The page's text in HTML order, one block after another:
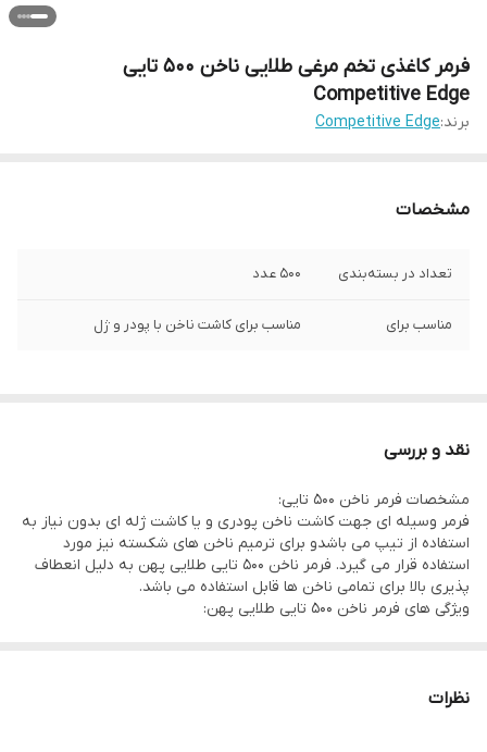
فرمر کاغذی تخم مرغی طلایی ناخن 500 تایی
Competitive Edge
برند:Competitive Edge
مشخصات
تعداد در بسته‌بندی 500 عدد
مناسب برای مناسب برای کاشت ناخن با پودر و ژل
نقد و بررسی
مشخصات فرمر ناخن 500 تایی:
فرمر وسیله ای جهت کاشت ناخن پودری و یا کاشت ژله ای بدون نیاز به
استفاده از تیپ می باشدو برای ترمیم ناخن های شکسته نیز مورد
استفاده قرار می گیرد. فرمر ناخن 500 تایی طلایی پهن به دلیل انعطاف
پذیری بالا برای تمامی ناخن ها قابل استفاده می باشد.
ویژگی های فرمر ناخن 500 تایی طلایی پهن:
رنگ: طلایی
نظرات